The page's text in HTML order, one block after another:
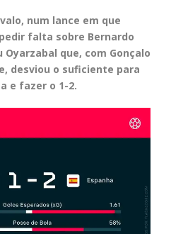
num lance em que
falta sobre Bernardo
Oyarzabal que, com Gonçalo
desviou o suficiente para
e fazer o 1-2.